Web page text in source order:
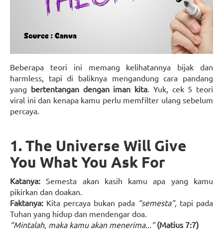
Beberapa teori ini memang kelihatannya bijak dan
harmless, tapi di baliknya mengandung cara pandang
yang bertentangan dengan iman kita. Yuk, cek 5 teori
viral ini dan kenapa kamu perlu memfilter ulang sebelum
percaya.
1. The Universe Will Give
You What You Ask For
Katanya: Semesta akan kasih kamu apa yang kamu
pikirkan dan doakan.
Faktanya: Kita percaya bukan pada “semesta”, tapi pada
Tuhan yang hidup dan mendengar doa.
“Mintalah, maka kamu akan menerima...”(Matius 7:7)